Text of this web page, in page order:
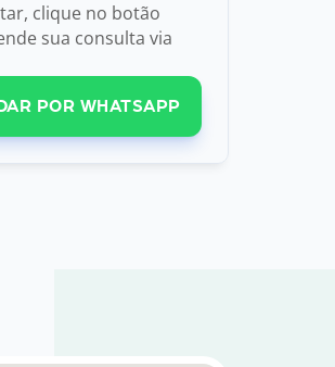
clique no botão
sua consulta via
POR WHATSAPP